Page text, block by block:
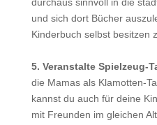
durchaus sinnvoll in die
und sich dort Bücher
Kinderbuch selbst besitzen
5. Veranstalte Spielzeug-
die Mamas als Klamotten-
kannst du auch für deine
mit Freunden im gleichen